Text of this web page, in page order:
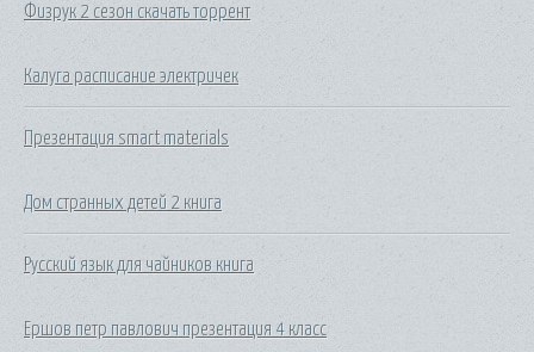
Физрук 2 сезон скачать торрент
Калуга расписание электричек
Презентация smart materials
Дом странных детей 2 книга
Русский язык для чайников книга
Ершов петр павлович презентация 4 класс